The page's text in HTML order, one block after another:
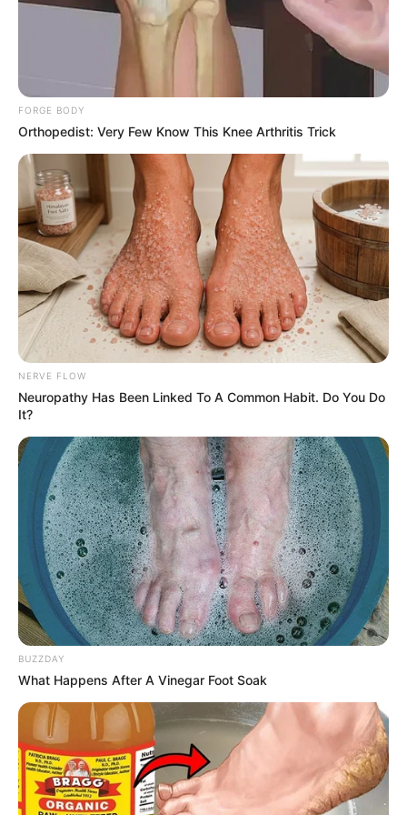
Egi Fedly
FORGE BODY
Orthopedist: Very Few Know This Knee Arthritis Trick
NERVE FLOW
Neuropathy Has Been Linked To A Common Habit. Do You Do
It?
BUZZDAY
What Happens After A Vinegar Foot Soak